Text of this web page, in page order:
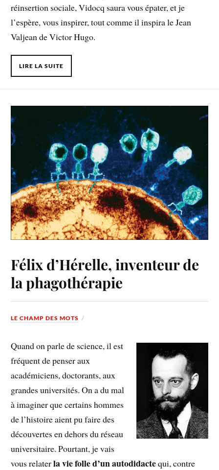
réinsertion sociale, Vidocq saura vous épater, et je
l’espère, vous inspirer, tout comme il inspira le Jean
Valjean de Victor Hugo.
LIRE LA SUITE
Félix d’Hérelle, inventeur de
la phagothérapie
LE CHAMP DES MOTS
Quand on parle de science, il est
fréquent de penser aux
académiciens, doctorants, aux
grandes universités. On a du mal
à imaginer que certains hommes
de l’histoire aient pu faire des
découvertes en dehors du réseau
universitaire. Pourtant, je vais
vous relaterla vie folle d’un autodidactequi, contre